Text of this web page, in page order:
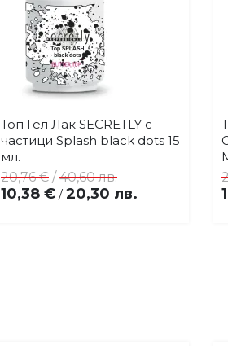
Добави
в
Топ Гел Лак SECRETLY с
частици Splash black dots 15
мл.
10,38 € / 20,30 лв.
20,76 € /40,60 лв.